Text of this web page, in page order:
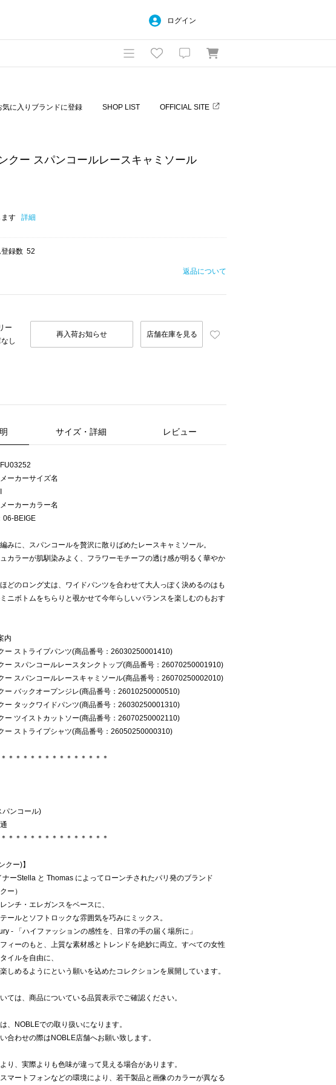
ログイン
気に入りブランドに登録 SHOP LIST OFFICIAL SITE
クー スパンコールレースキャミソール
す 詳細
録数 52
返品について
ー
し
再入荷お知らせ 店舗在庫を見る
サイズ・詳細 レビュー
ーカーサイズ名
ーカーカラー名
06-BEIGE
みに、スパンコールを贅沢に散りばめたレースキャミソール。
カラーが肌馴染みよく、フラワーモチーフの透け感が明るく華やか
どのロング丈は、ワイドパンツを合わせて大人っぽく決めるのはも
ニボトムをちらりと覗かせて今年らしいバランスを楽しむのもおす
内
ー ストライプパンツ(商品番号：26030250001410)
ー スパンコールレースタンクトップ(商品番号：26070250001910)
ー スパンコールレースキャミソール(商品番号：26070250002010)
ー バックオープンジレ(商品番号：26010250000510)
ー タックワイドパンツ(商品番号：26030250001310)
ー ツイストカットソー(商品番号：26070250002110)
ー ストライプシャツ(商品番号：26050250000310)
＊＊＊＊＊＊＊＊＊＊＊＊＊＊
パンコール)
＊＊＊＊＊＊＊＊＊＊＊＊＊＊
クー)】
ーStella と Thomas によってローンチされたパリ発のブランド
ー）
ンチ・エレガンスをベースに、
ールとソフトロックな雰囲気を巧みにミックス。
- 「ハイファッションの感性を、日常の手の届く場所に」
ィーのもと、上質な素材感とトレンドを絶妙に両立。すべての女性
イルを自由に、
しめるようにという願いを込めたコレクションを展開しています。
ては、商品についている品質表示でご確認ください。
、NOBLEでの取り扱いになります。
合わせの際はNOBLE店舗へお願い致します。
り、実際よりも色味が違って見える場合があります。
マートフォンなどの環境により、若干製品と画像のカラーが異なる